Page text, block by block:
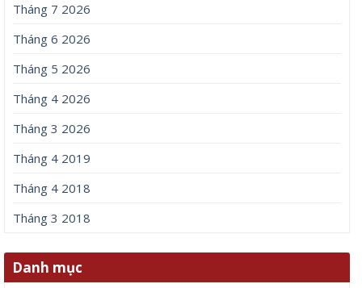
Tháng 7 2026
Tháng 6 2026
Tháng 5 2026
Tháng 4 2026
Tháng 3 2026
Tháng 4 2019
Tháng 4 2018
Tháng 3 2018
Danh mục